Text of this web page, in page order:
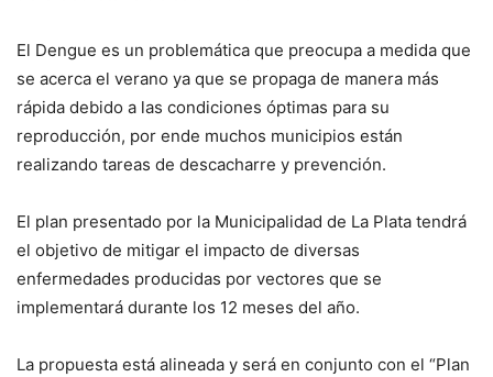
El Dengue es un problemática que preocupa a medida que
se acerca el verano ya que se propaga de manera más
rápida debido a las condiciones óptimas para su
reproducción, por ende muchos municipios están
realizando tareas de descacharre y prevención.
El plan presentado por la Municipalidad de La Plata tendrá
el objetivo de mitigar el impacto de diversas
enfermedades producidas por vectores que se
implementará durante los 12 meses del año.
La propuesta está alineada y será en conjunto con el “Plan